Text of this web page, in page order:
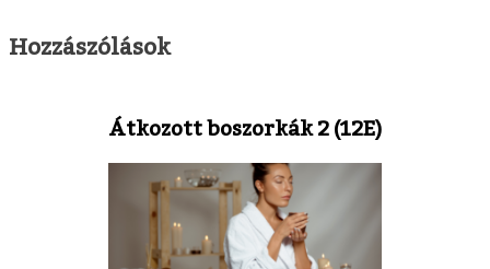
Hozzászólások
Átkozott boszorkák 2 (12E)